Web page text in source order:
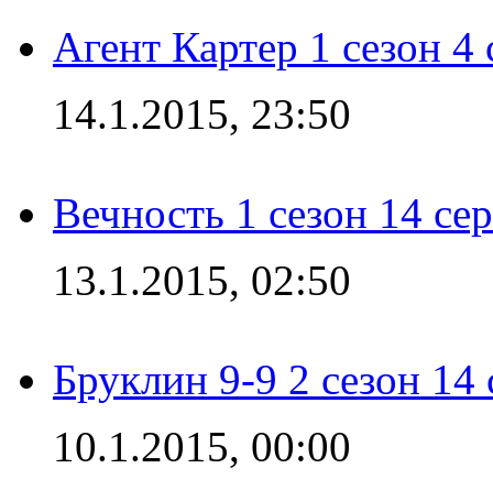
Агент Картер 1 сезон 4
14.1.2015, 23:50
Вечность 1 сезон 14
13.1.2015, 02:50
Бруклин 9-9 2 сезон 14
10.1.2015, 00:00